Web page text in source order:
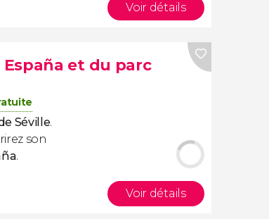
Voir détails
et du parc
Séville.
son
.
Voir détails